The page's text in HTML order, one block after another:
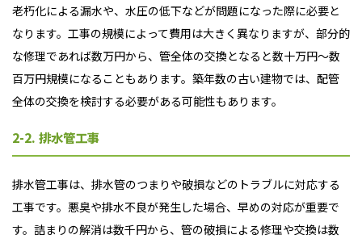
老朽化による漏水や、水圧の低下などが問題になった際に必要と
なります。工事の規模によって費用は大きく異なりますが、部分的
な修理であれば数万円から、管全体の交換となると数十万円〜数
百万円規模になることもあります。築年数の古い建物では、配管
全体の交換を検討する必要がある可能性もあります。
2-2. 排水管工事
排水管工事は、排水管のつまりや破損などのトラブルに対応する
工事です。悪臭や排水不良が発生した場合、早めの対応が重要で
す。詰まりの解消は数千円から、管の破損による修理や交換は数